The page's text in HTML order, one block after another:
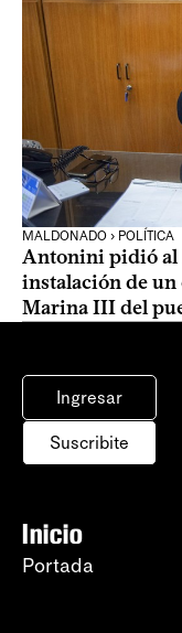
MALDONADO › POLÍTICA
Antonini pidió al
instalación de un
Marina III del
Ingresar
Suscribite
Inicio
Portada